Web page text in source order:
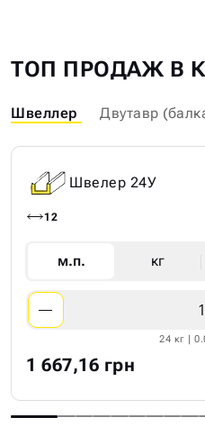
ТОП ПРОДАЖ В
Швеллер Двутавр
Швелер 24У
12
м.п. кг
24 кг |
1 667,16 грн